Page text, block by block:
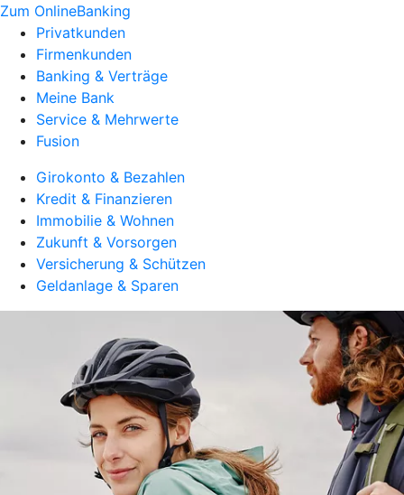
Zum OnlineBanking
Privatkunden
Firmenkunden
Banking & Verträge
Meine Bank
Service & Mehrwerte
Fusion
Girokonto & Bezahlen
Kredit & Finanzieren
Immobilie & Wohnen
Zukunft & Vorsorgen
Versicherung & Schützen
Geldanlage & Sparen